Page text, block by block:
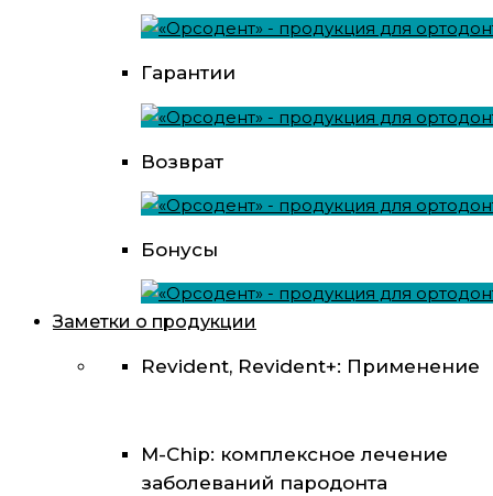
Гарантии
Возврат
Бонусы
Заметки о продукции
Revident, Revident+: Применение
M-Chip: комплексное лечение
заболеваний пародонта